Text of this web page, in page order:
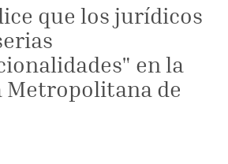
que los jurídicos
en la
Metropolitana de